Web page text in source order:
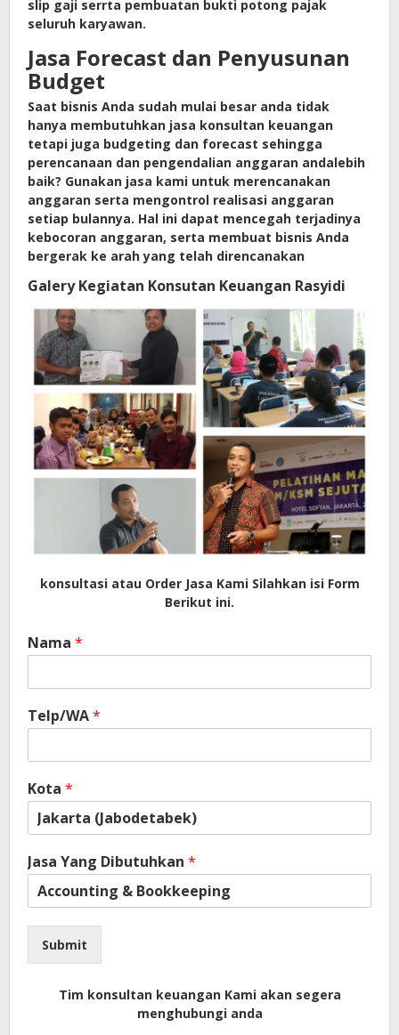
slip gaji serrta pembuatan bukti potong pajak
seluruh karyawan.
Jasa Forecast dan Penyusunan
Budget
Saat bisnis Anda sudah mulai besar anda tidak
hanya membutuhkan jasa konsultan keuangan
tetapi juga budgeting dan forecast sehingga
perencanaan dan pengendalian anggaran andalebih
baik? Gunakan jasa kami untuk merencanakan
anggaran serta mengontrol realisasi anggaran
setiap bulannya. Hal ini dapat mencegah terjadinya
kebocoran anggaran, serta membuat bisnis Anda
bergerak ke arah yang telah direncanakan
Galery Kegiatan Konsutan Keuangan Rasyidi
konsultasi atau Order Jasa Kami Silahkan isi Form
Berikut ini.
Nama *
Telp/WA*
Kota *
Jasa Yang Dibutuhkan *
Submit
Tim konsultan keuangan Kami akan segera
menghubungi anda